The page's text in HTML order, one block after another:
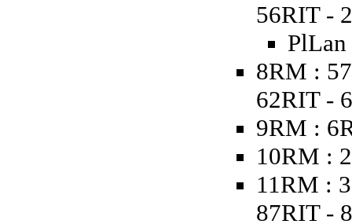
56RIT -
8RM :
62RIT -
9RM :
10RM :
11RM :
87RIT -